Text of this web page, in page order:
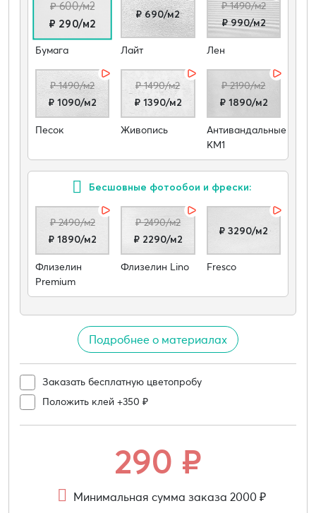
₽ 600/м2
₽ 290/м2
Бумага
₽ 690/м2
Лайт
₽ 1490/м2
₽ 990/м2
Лен
₽ 1490/м2
₽ 1090/м2
Песок
₽ 1490/м2
₽ 1390/м2
Живопись
₽ 2190/м2
₽ 1890/м2
Антивандальные
КМ1
Бесшовные фотообои и фрески:
₽ 2490/м2
₽ 1890/м2
Флизелин
Premium
₽ 2490/м2
₽ 2290/м2
Флизелин Lino
₽ 3290/м2
Fresco
Подробнее о материалах
Заказать бесплатную цветопробу
Положить клей +350 ₽
290 ₽
Минимальная сумма заказа 2000 ₽